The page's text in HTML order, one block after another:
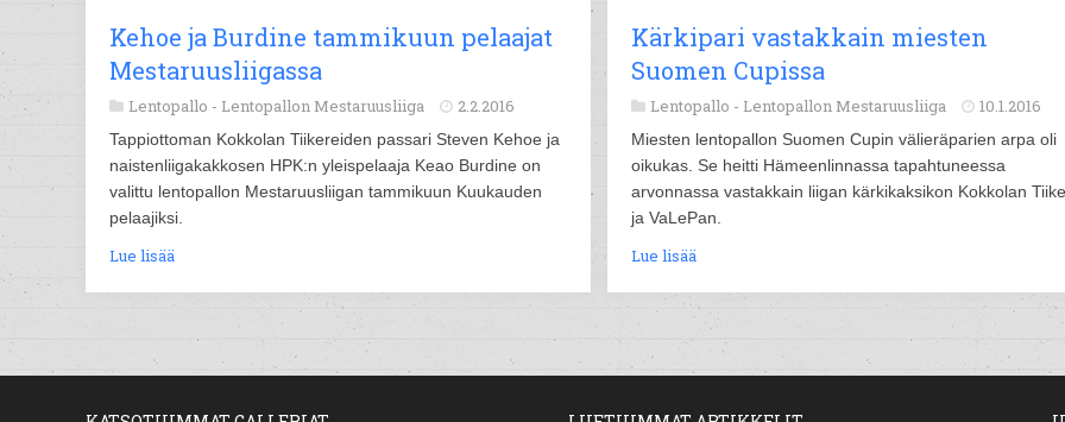
Kehoe ja Burdine tammikuun pelaajat
Mestaruusliigassa
Lentopallo - Lentopallon Mestaruusliiga 2.2.2016
Tappiottoman Kokkolan Tiikereiden passari Steven Kehoe ja
naistenliigakakkosen HPK:n yleispelaaja Keao Burdine on
valittu lentopallon Mestaruusliigan tammikuun Kuukauden
pelaajiksi.
Lue lisää
Kärkipari vastakkain miesten
Suomen Cupissa
Lentopallo - Lentopallon Mestaruusliiga 10.1.2016
Miesten lentopallon Suomen Cupin välieräparien arpa oli
oikukas. Se heitti Hämeenlinnassa tapahtuneessa
arvonnassa vastakkain liigan kärkikaksikon Kokkolan
ja VaLePan.
Lue lisää